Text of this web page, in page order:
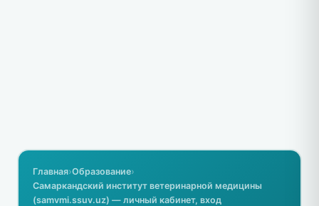
Главная›Образование›
Самаркандский институт ветеринарной медицины
(samvmi.ssuv.uz) — личный кабинет, вход